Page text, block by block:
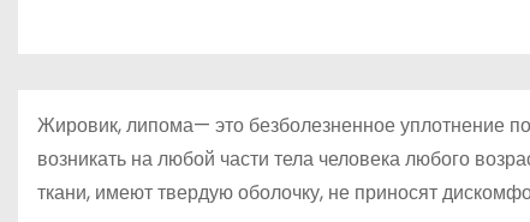
Жировик, липома— это безболезненное уплотнение
возникать на любой части тела человека любого
ткани, имеют твердую оболочку, не приносят